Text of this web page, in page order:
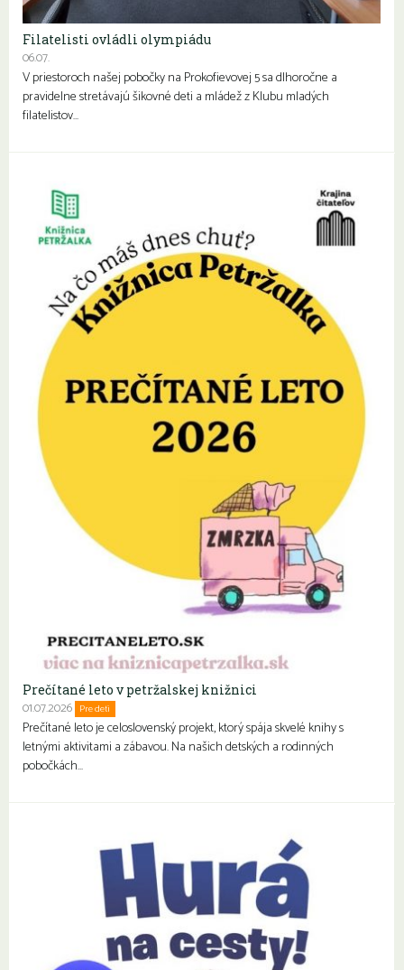
Filatelisti ovládli olympiádu
06.07.
V priestoroch našej pobočky na Prokofievovej 5 sa dlhoročne a
pravidelne stretávajú šikovné deti a mládež z Klubu mladých
filatelistov…
Prečítané leto v petržalskej knižnici
01.07.2026 Pre deti
Prečítané leto je celoslovenský projekt, ktorý spája skvelé knihy s
letnými aktivitami a zábavou. Na našich detských a rodinných
pobočkách…